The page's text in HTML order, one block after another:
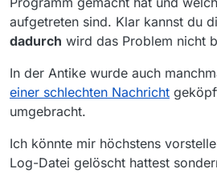
und wieder zu beenden.
Download starten, der zu
aufgetreten sind. Klar kannst du
dadurch wird das Problem nicht
In der Antike wurde auch
einer schlechten Nachricht
umgebracht.
Ich könnte mir höchstens
Log-Datei gelöscht hattest